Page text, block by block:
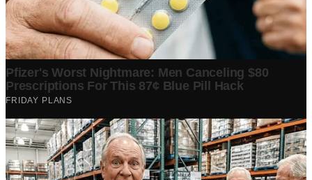
Berita Terpopuler